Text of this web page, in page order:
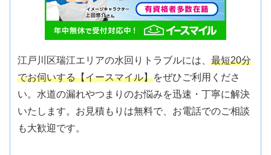
江戸川区瑞江エリアの水回りトラブルには、最短20分
でお伺いする【イースマイル】をぜひご利用くださ
い。水道の漏れやつまりのお悩みを迅速・丁寧に解決
いたします。お見積もりは無料で、お電話でのご相談
も大歓迎です。